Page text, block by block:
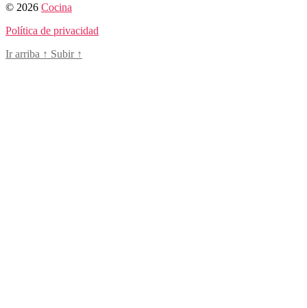
© 2026 Cocina
Política de privacidad
Ir arriba ↑ Subir ↑